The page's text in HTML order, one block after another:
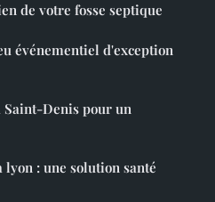
de votre fosse septique
événementiel d'exception
Saint-Denis pour un
: une solution santé